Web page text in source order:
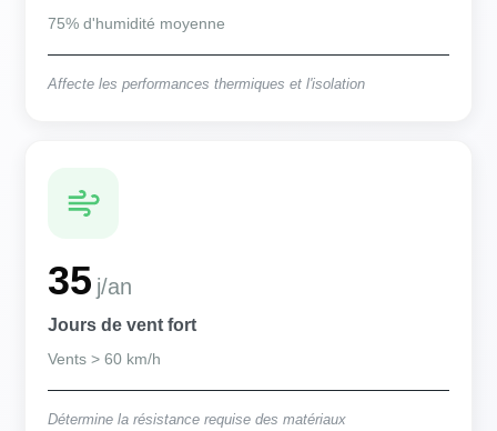
75% d'humidité moyenne
Affecte les performances thermiques et l'isolation
35 j/an
Jours de vent fort
Vents > 60 km/h
Détermine la résistance requise des matériaux